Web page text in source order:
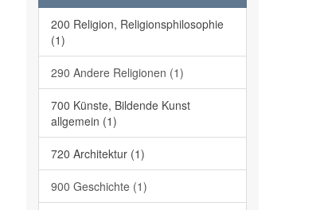
200 Religion, Religionsphilosophie
(1)
290 Andere Religionen (1)
700 Künste, Bildende Kunst
allgemein (1)
720 Architektur (1)
900 Geschichte (1)